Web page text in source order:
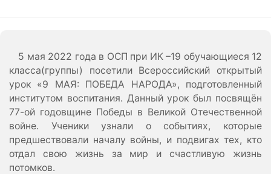
5 мая 2022 года в ОСП при ИК –19 обучающиеся 12
класса(группы) посетили Всероссийский открытый
урок «9 МАЯ: ПОБЕДА НАРОДА», подготовленный
институтом воспитания. Данный урок был посвящён
77-ой годовщине Победы в Великой Отечественной
войне. Ученики узнали о событиях, которые
предшествовали началу войны, и подвигах тех, кто
отдал свою жизнь за мир и счастливую жизнь
потомков.